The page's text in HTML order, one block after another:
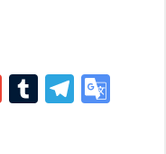
G T T